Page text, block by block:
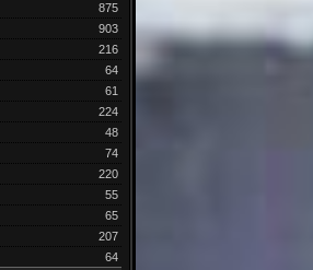
875
903
216
64
61
224
48
74
220
55
65
207
64